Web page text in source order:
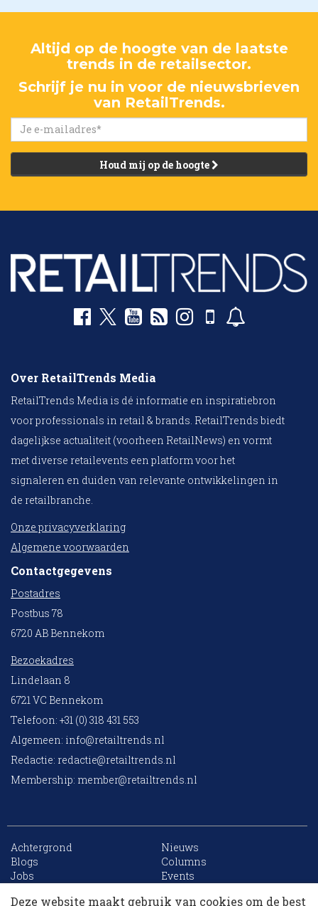
Altijd op de hoogte van de laatste
trends in de retailsector.
Schrijf je nu in voor de nieuwsbrieven
van RetailTrends.
Houd mij op de hoogte
Over RetailTrends Media
RetailTrends Media is dé informatie en inspiratiebron
voor professionals in retail & brands. RetailTrends biedt
dagelijkse actualiteit (voorheen RetailNews) en vormt
met diverse retailevents een platform voor het
signaleren en duiden van relevante ontwikkelingen in
de retailbranche.
Onze privacyverklaring
Algemene voorwaarden
Contactgegevens
Postadres
Postbus 78
6720 AB Bennekom
Bezoekadres
Lindelaan 8
6721 VC Bennekom
Telefoon: +31 (0) 318 431 553
Algemeen: info@retailtrends.nl
Redactie: redactie@retailtrends.nl
Membership: member@retailtrends.nl
Achtergrond
Nieuws
Blogs
Columns
Jobs
Events
Deze website maakt gebruik van cookies om de best
10 collega’s